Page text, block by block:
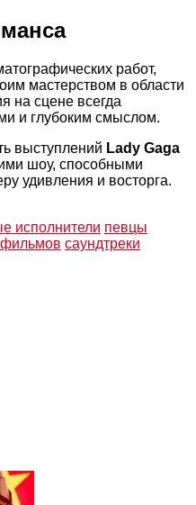
работ,
мастерством в области
на сцене всегда
и глубоким смыслом.
выступлений Lady Gaga
шоу, способными
удивления и восторга.
исполнители певцы
саундтреки